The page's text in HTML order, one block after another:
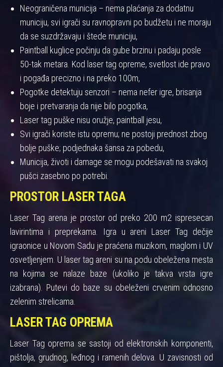
Neograničena municija – nema plaćanja za dodatnu
municiju, svi igrači su ravnopravni po budžetu i ne moraju
da se suzdržavaju i štede municiju,
Paintball kuglice počinju da gube brzinu i padaju posle
50-tak metara. Kod laser tag opreme, svetlost ide pravo
i pogađa precizno i na preko 100m,
Pogotke detektuju senzori – nema nefer igre, brisanja
boje i pretvaranja da nije bilo pogotka,
Laser tag puške nisu oružje, paintball jesu,
Svi igrači koriste istu opremu; ne postoji prednost zbog
bolje puške; podjednaka šansa za pobedu,
Municija, životi i damage se mogu podešavati na svakoj
pušci zasebno po potrebi.
PROSTOR LASER TAGA
Laser Tag arena je prostor od preko 200 m2 ispresecan
lavirintima i preprekama. Igra u areni Laser Tag dečije
igraonice u Novom Sadu je praćena muzikom, maglom i UV
osvetljenjem. U laser tag areni su na podu obeležena mesta
na kojima se nalaze baze (ukoliko je takva vrsta igre
izabrana). Putevi do baze su obeleženi crvenim odnosno
zelenim strelicama.
LASER TAG OPREMA
Laser Tag oprema se sastoji od elektronskih komponenti,
pištolja, grudnog, leđnog i ramenih delova. U zavisnosti od